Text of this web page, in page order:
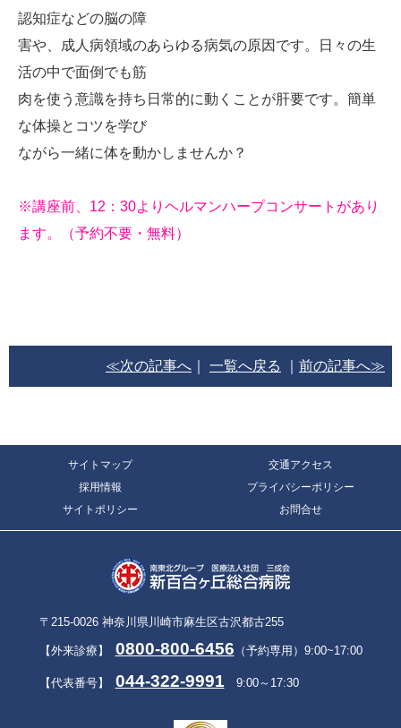
認知症などの脳の障
害や、成人病領域のあらゆる病気の原因です。日々の生
活の中で面倒でも筋
肉を使う意識を持ち日常的に動くことが肝要です。簡単
な体操とコツを学び
ながら一緒に体を動かしませんか？
※講座前、12：30よりヘルマンハープコンサートがあり
ます。（予約不要・無料）
≪次の記事へ 一覧へ戻る 前の記事へ≫
サイトマップ 交通アクセス
採用情報 プライバシーポリシー
サイトポリシー お問合せ
〒215-0026 神奈川県川崎市麻生区古沢都古255
【外来診療】 0800-800-6456 （予約専用）9:00~17:00
【代表番号】 044-322-9991 9:00～17:30